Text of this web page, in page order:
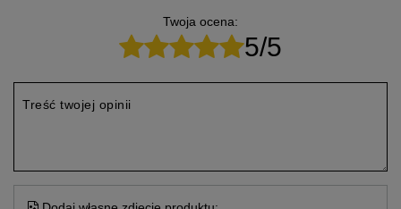
Twoja ocena:
5/5
Treść twojej opinii